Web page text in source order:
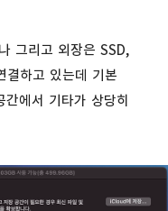
그리고 외장은 SSD,
결하고 있는데 기본
에서 기타가 상당히